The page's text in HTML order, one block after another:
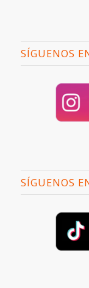
SÍGUENOS
SÍGUENOS